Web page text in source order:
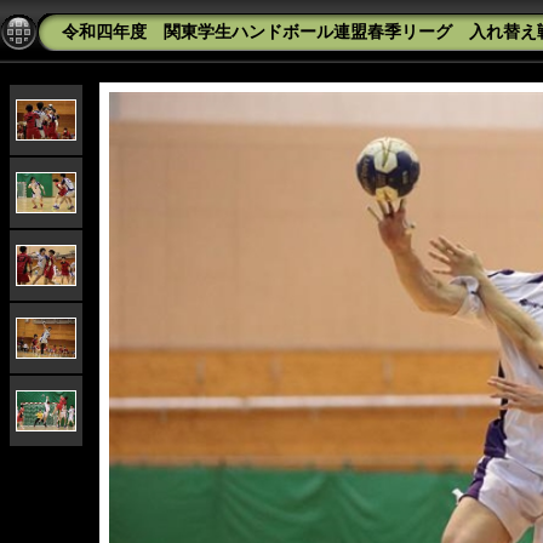
令和四年度 関東学生ハンドボール連盟春季リーグ 入れ替